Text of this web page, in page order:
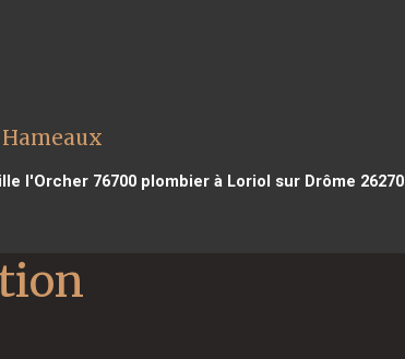
l'Orcher 76700plombier à Loriol sur Drôme 26270